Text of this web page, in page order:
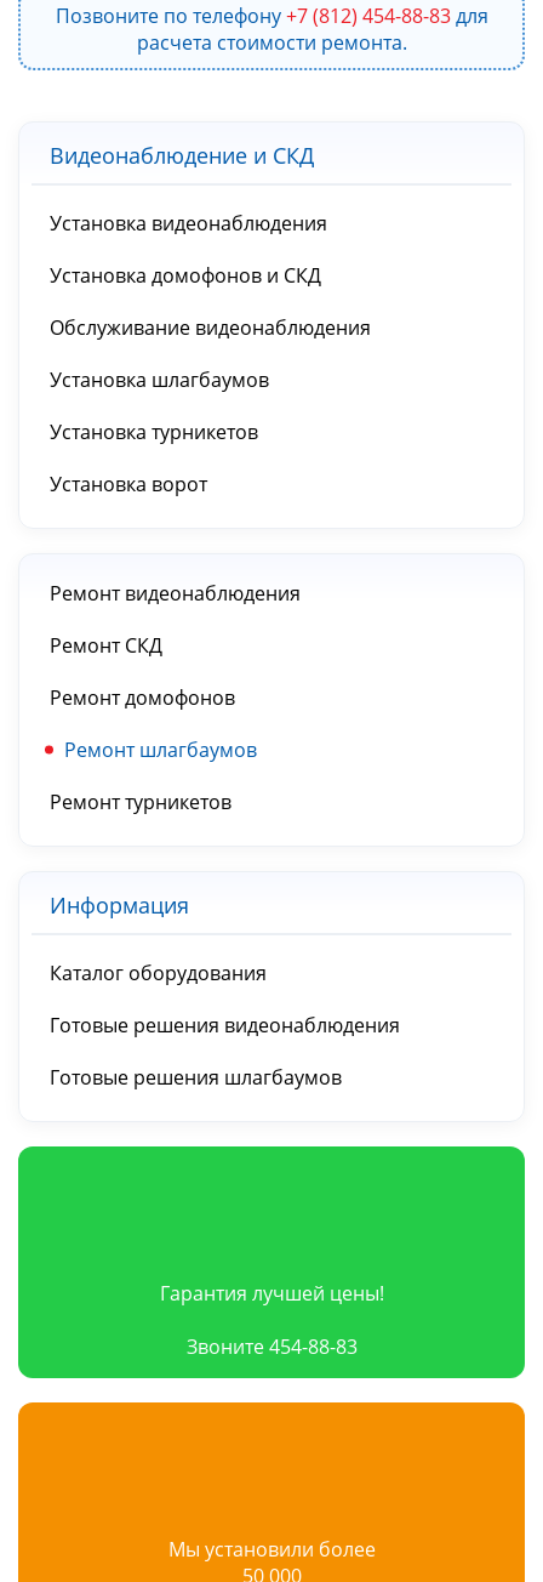
Позвоните по телефону+7 (812) 454-88-83для
расчета стоимости ремонта.
Видеонаблюдение и СКД
Установка видеонаблюдения
Установка домофонов и СКД
Обслуживание видеонаблюдения
Установка шлагбаумов
Установка турникетов
Установка ворот
Ремонт видеонаблюдения
Ремонт СКД
Ремонт домофонов
Ремонт шлагбаумов
Ремонт турникетов
Информация
Каталог оборудования
Готовые решения видеонаблюдения
Готовые решения шлагбаумов
Гарантия лучшей цены!
Звоните 454-88-83
Мы установили более
50 000